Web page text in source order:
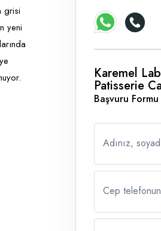
grisi
yeni
Karemel
Patisserie
Başvuru Formu
Adınız,
Cep